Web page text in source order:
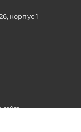
корпус 1
сайта